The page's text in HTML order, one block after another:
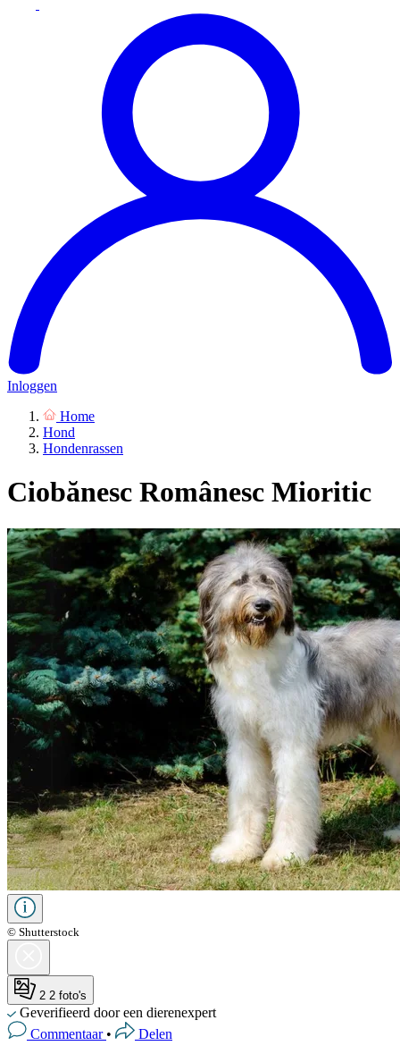
Inloggen
Home
Hond
Hondenrassen
Ciobănesc Românesc Mioritic
© Shutterstock
2 2 foto's
Geverifieerd door een dierenexpert
Commentaar • Delen